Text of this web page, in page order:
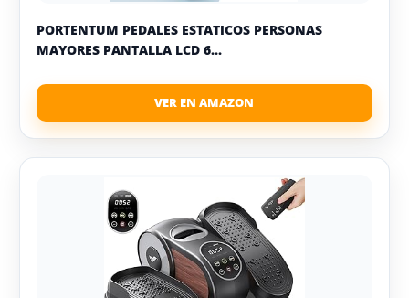
PORTENTUM PEDALES ESTATICOS PERSONAS
MAYORES PANTALLA LCD 6...